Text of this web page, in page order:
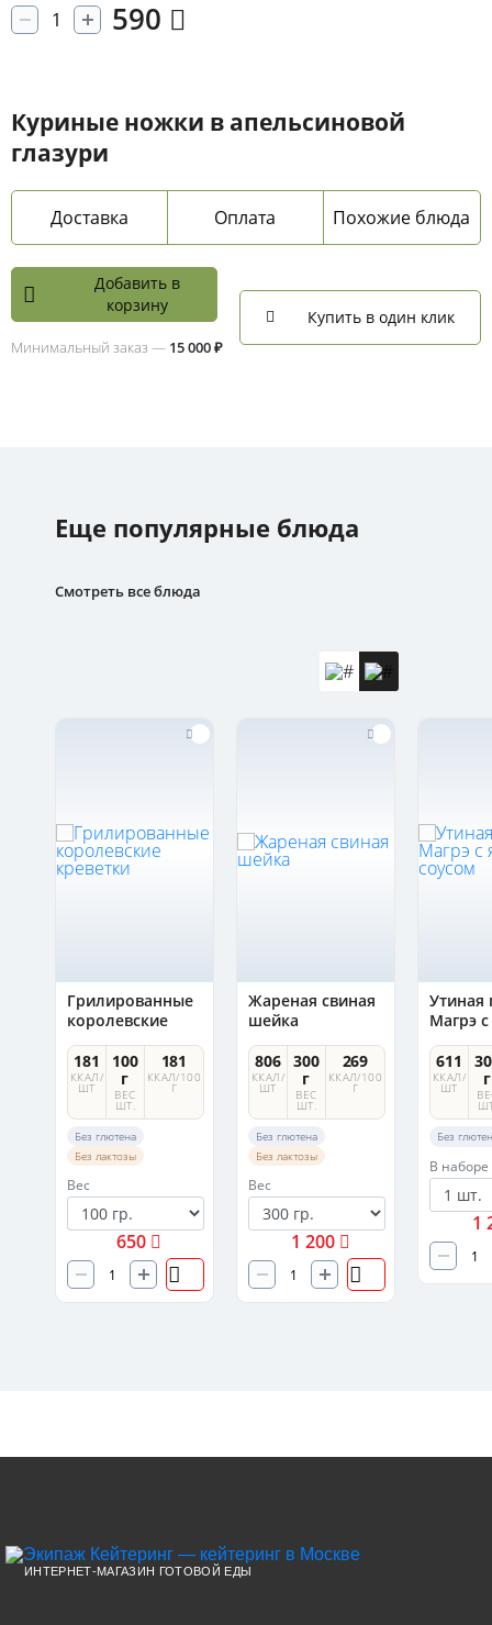
Куриные ножки в апельсиновой
глазури
Доставка Оплата Похожие блюда
590
Добавить в
корзину
Минимальный заказ — 15 000 ₽
Купить в один клик
Еще популярные блюда
Смотреть все блюда
Грилированные
королевские
креветки
181
ККАЛ/
ШТ
100
г
ВЕС
ШТ.
181
ККАЛ/100
Г
Без глютена
Без лактозы
Вес
650
Жареная свиная
шейка
806
ККАЛ/
ШТ
300
г
ВЕС
ШТ.
269
ККАЛ/100
Г
Без глютена
Без лактозы
Вес
1 200
Утиная
Магрэ
соусом
611
ККАЛ/
ШТ
г
Без
В наборе
1
ИНТЕРНЕТ-МАГАЗИН ГОТОВОЙ ЕДЫ